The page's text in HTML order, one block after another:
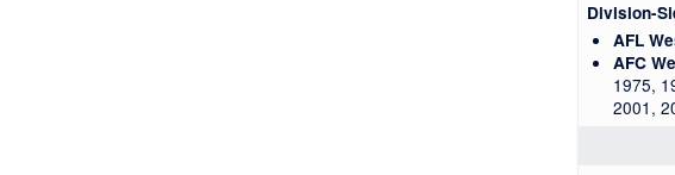
Division-
AFL
AFC
1975,
2001,